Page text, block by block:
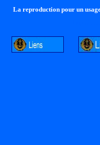
La reproduction pour un